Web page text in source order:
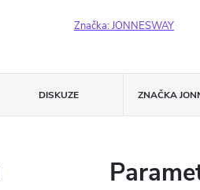
Značka:JONNESWAY
DISKUZE ZNAČKA